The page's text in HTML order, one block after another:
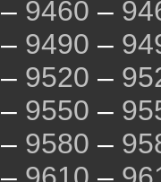
– 9460 –
– 9490 –
– 9520 –
– 9550 –
– 9580 –